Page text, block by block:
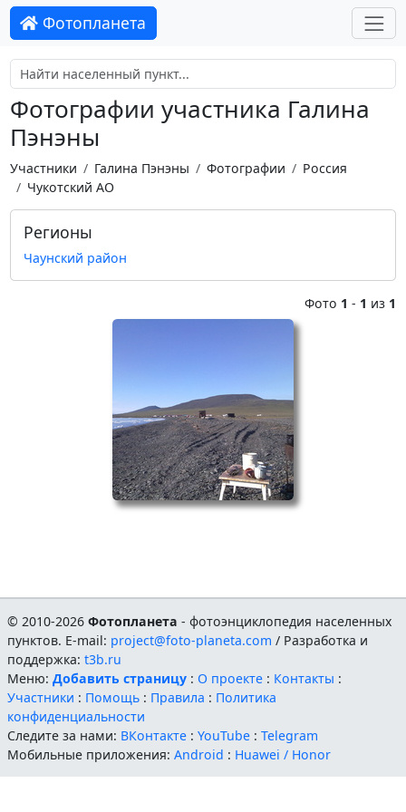
Фотопланета
Фотографии участника Галина
Пэнэны
Участники Галина Пэнэны Фотографии
Россия
Чукотский АО
Регионы
Чаунский район
Фото 1 - 1 из 1
© 2010-2026Фотопланета - фотоэнциклопедия населенных
пунктов. E-mail: project@foto-planeta.com / Разработка и
поддержка:t3b.ru
Меню:Добавить страницу : О проекте : Контакты :
Участники : Помощь : Правила : Политика
конфиденциальности
Следите за нами: ВКонтакте :YouTube :Telegram
Мобильные приложения:Android : Huawei / Honor